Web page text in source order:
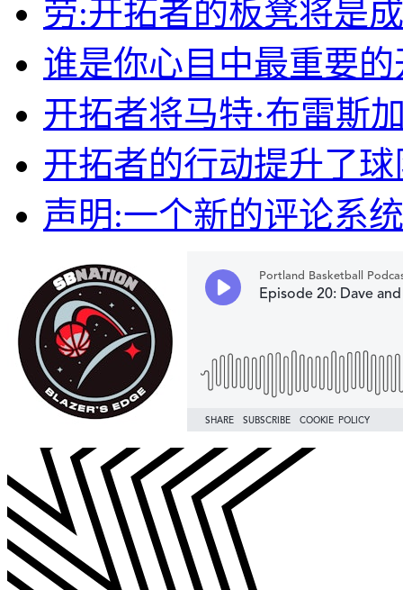
劳:开拓者的板凳将是
谁是你心目中最重要
开拓者将马特·布雷斯
开拓者的行动提升了
声明:一个新的评论系